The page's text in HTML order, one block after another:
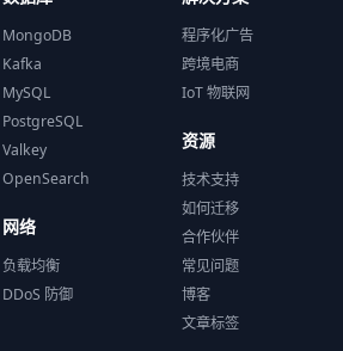
MongoDB
Kafka
MySQL
PostgreSQL
Valkey
OpenSearch
网络
负载均衡
DDoS 防御
程序化广告
跨境电商
IoT 物联网
资源
技术支持
如何迁移
合作伙伴
常见问题
博客
文章标签